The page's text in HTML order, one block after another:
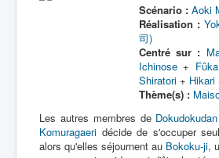
Scénario : Aoki
Réalisation :
司)
Centré sur :
Ichinose+
Shiratori+ Hikari
Thème(s) :
Les autres membres de Dokudokudan
Komuragaeri décide de s'occuper
alors qu'elles séjournent au Bokoku-ji,